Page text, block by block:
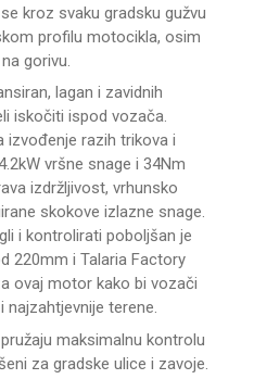
kroz svaku gradsku gužvu
profilu motocikla, osim
gorivu.
lagan i zavidnih
iskočiti ispod vozača.
izvođenje razih trikova i
vršne snage i 34Nm
izdržljivost, vrhunsko
skokove izlazne snage.
i kontrolirati poboljšan je
220mm i Talaria Factory
ovaj motor kako bi vozači
najzahtjevnije terene.
maksimalnu kontrolu
za gradske ulice i zavoje.